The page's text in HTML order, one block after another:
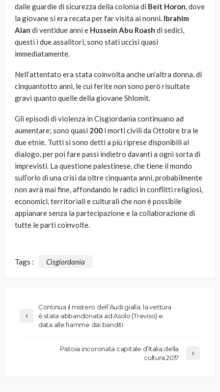
dalle guardie di sicurezza della colonia di Beit Horon, dove
la giovane si era recata per far visita ai nonni. Ibrahim
Alan di ventidue anni e Hussein Abu Roash di sedici,
questi i due assalitori, sono stati uccisi quasi
immediatamente.
Nell’attentato era stata coinvolta anche un’altra donna, di
cinquantotto anni, le cui ferite non sono però risultate
gravi quanto quelle della giovane Shlomit.
Gli episodi di violenza in Cisgiordania continuano ad
aumentare; sono quasi 200 i morti civili da Ottobre tra le
due etnie. Tutti si sono detti a più riprese disponibili al
dialogo, per poi fare passi indietro davanti a ogni sorta di
imprevisti. La questione palestinese, che tiene il mondo
sull’orlo di una crisi da oltre cinquanta anni, probabilmente
non avrà mai fine, affondando le radici in conflitti religiosi,
economici, territoriali e culturali che non è possibile
appianare senza la partecipazione e la collaborazione di
tutte le parti coinvolte.
Tags : Cisgiordania
Continua il mistero dell’Audi gialla: la vettura
è stata abbandonata ad Asolo (Treviso) e
data alle fiamme dai banditi
Pistoia incoronata capitale d’Italia della
cultura 2017